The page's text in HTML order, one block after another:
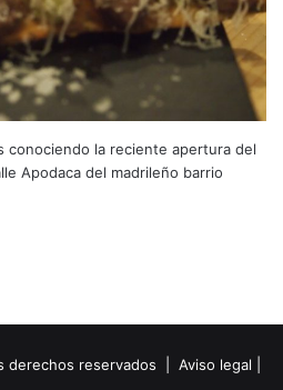
conociendo la reciente apertura del
Apodaca del madrileño barrio
derechos reservados | Aviso legal